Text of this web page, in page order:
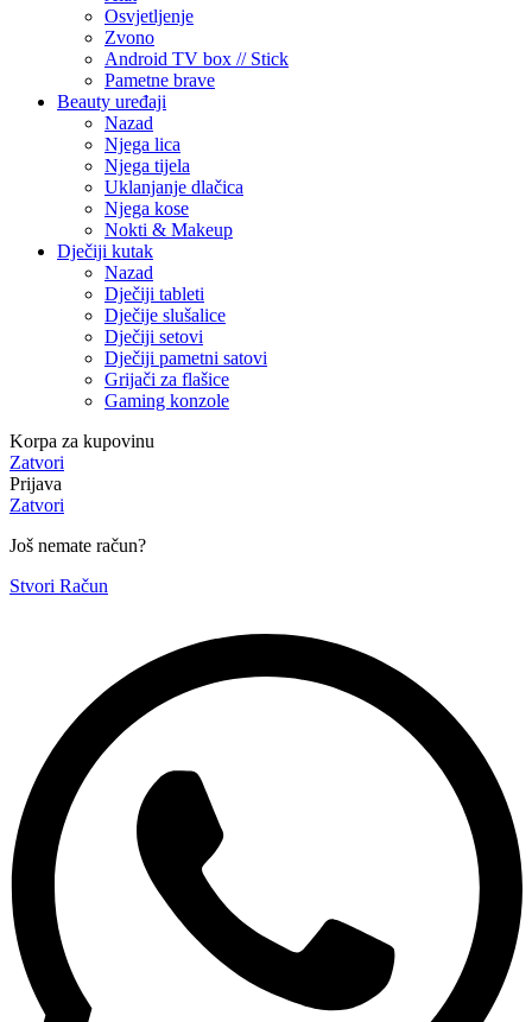
Osvjetljenje
Zvono
Android TV box // Stick
Pametne brave
Beauty uređaji
Nazad
Njega lica
Njega tijela
Uklanjanje dlačica
Njega kose
Nokti & Makeup
Dječiji kutak
Nazad
Dječiji tableti
Dječije slušalice
Dječiji setovi
Dječiji pametni satovi
Grijači za flašice
Gaming konzole
Korpa za kupovinu
Zatvori
Prijava
Zatvori
Još nemate račun?
Stvori Račun